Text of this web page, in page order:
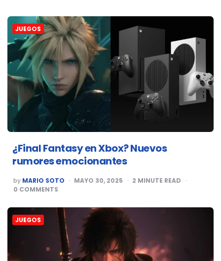
JUEGOS
¿Final Fantasy en Xbox? Nuevos
rumores emocionantes
POSTED
BY
by MARIO SOTO MAYO 30, 2025 2 MINUTE READ
0 COMMENTS
JUEGOS